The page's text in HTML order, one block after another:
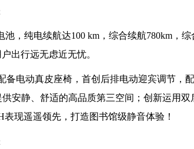
，纯电续航达100 km，综合续航780km，综
出行远无虑近无忧。
备电动真皮座椅，首创后排电动迎宾调节，
安静、舒适的高品质第三空间；创新运用双
现遥遥领先，打造图书馆级静音体验！